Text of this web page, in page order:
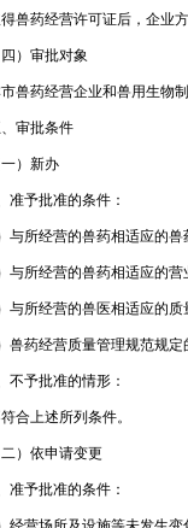
药经营许可证后，企业方
审批对象
药经营企业和兽用生物制
批条件
）新办
予批准的条件：
所经营的兽药相适应的兽
所经营的兽药相适应的营
所经营的兽医相适应的质
药经营质量管理规范规定
予批准的情形：
上述所列条件。
依申请变更
予批准的条件：